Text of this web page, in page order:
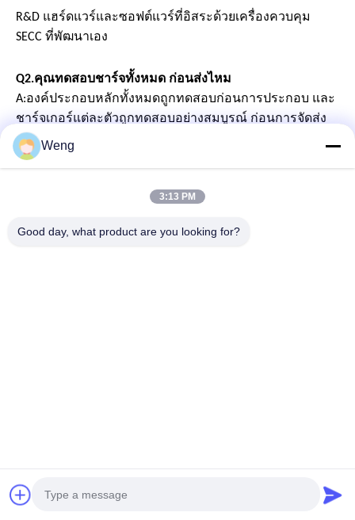
R&D แฮร์ดแวร์และซอฟต์แวร์ที่อิสระด้วยเครื่องควบคุม
SECC ที่พัฒนาเอง
Q2.คุณทดสอบชาร์จทั้งหมด ก่อนส่งไหม
A:องค์ประกอบหลักทั้งหมดถูกทดสอบก่อนการประกอบ และ
ชาร์จเกอร์แต่ละตัวถูกทดสอบอย่างสมบูรณ์ ก่อนการจัดส่ง
Q3. คุณสามารถซื้ออะไรจากเรา?
A:บริษัท เฉินเจน ฮุยเนงจิ เทคโนโลยี จํากัด เป็นบริษัทที่ทํา
Weng
3:13 PM
Good day, what product are you looking for?